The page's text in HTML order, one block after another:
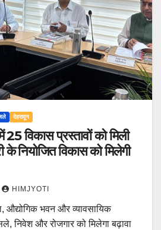
देहरादून
25 विकास प्रस्तावों को मिली
के नियोजित विकास को मिलेगी
HIMJYOTI
औद्योगिक भवन और व्यावसायिक
निवेश और रोजगार को मिलेगा बढ़ावा